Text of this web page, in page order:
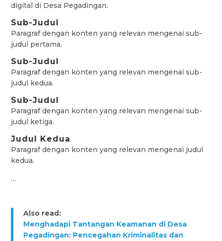
digital di Desa Pegadingan.
Sub-Judul
Paragraf dengan konten yang relevan mengenai sub-
judul pertama.
Sub-Judul
Paragraf dengan konten yang relevan mengenai sub-
judul kedua.
Sub-Judul
Paragraf dengan konten yang relevan mengenai sub-
judul ketiga.
Judul Kedua
Paragraf dengan konten yang relevan mengenai judul
kedua.
…
Also read:
Menghadapi Tantangan Keamanan di Desa
Pegadingan: Pencegahan Kriminalitas dan